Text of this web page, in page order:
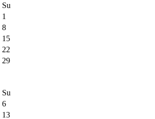
Su
1
8
15
22
29
Su
6
13